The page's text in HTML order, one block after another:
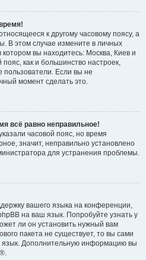
к другому часовому поясу, а
В этом случае измените в личных
котором вы находитесь: Москва, Киев и
пояс, как и большинство настроек,
пользователи. Если вы не
момент сделать это.
всё равно неправильное!
часовой пояс, но время
значит, неправильно установлено
для устранения проблемы.
вашего языка на конференции,
на ваш язык. Попробуйте узнать у
ли он установить нужный вам
пакета не существует, то вы сами
язык. Дополнительную информацию вы
®.